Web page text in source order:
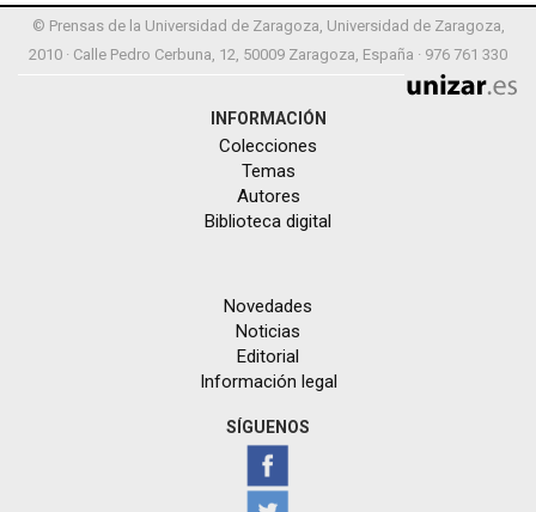
© Prensas de la Universidad de Zaragoza, Universidad de Zaragoza,
2010 · Calle Pedro Cerbuna, 12, 50009 Zaragoza, España · 976 761 330
INFORMACIÓN
Colecciones
Temas
Autores
Biblioteca digital
Novedades
Noticias
Editorial
Información legal
SÍGUENOS